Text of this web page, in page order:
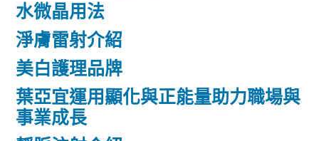
水微晶用法
淨膚雷射介紹
美白護理品牌
葉亞宜運用顯化與正能量助力職場與
事業成長